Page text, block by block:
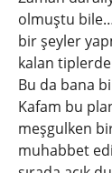
olmuştu
bir şeyler
kalan
Bu da bana
Kafam bu
meşgulken
muhabbet